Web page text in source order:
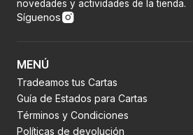
novedades y actividades de la tienda.
Síguenos
MENÚ
Tradeamos tus Cartas
Guía de Estados para Cartas
Términos y Condiciones
Políticas de devolución